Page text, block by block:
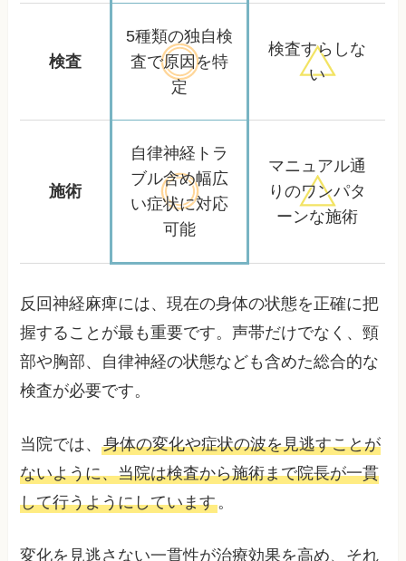
検査
5種類の独自検
査で原因を特
定
検査すらしな
い
施術
自律神経トラ
ブル含め幅広
い症状に対応
可能
マニュアル通
りのワンパタ
ーンな施術
反回神経麻痺には、現在の身体の状態を正確に把
握することが最も重要です。声帯だけでなく、頸
部や胸部、自律神経の状態なども含めた総合的な
検査が必要です。
当院では、身体の変化や症状の波を見逃すことが
ないように、当院は検査から施術まで院長が一貫
して行うようにしています。
変化を見逃さない一貫性が治療効果を高め、それ